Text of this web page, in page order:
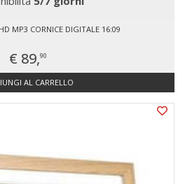
MP3 CORNICE DIGITALE 16:09
€ 89,90
AL CARRELLO